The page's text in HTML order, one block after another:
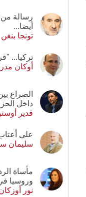
أيضا...
تونجا بنغن
تركيا...
أوكان
الصراع
داخل
قدير
على
سليمان
مأساة
وروسيا
نور